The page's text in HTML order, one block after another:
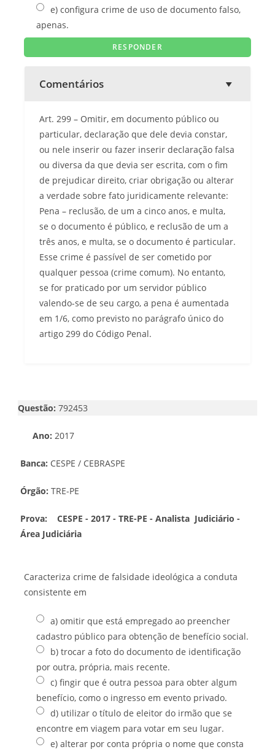
e) configura crime de uso de documento falso,
apenas.
Comentários
Art. 299 – Omitir, em documento público ou
particular, declaração que dele devia constar,
ou nele inserir ou fazer inserir declaração falsa
ou diversa da que devia ser escrita, com o fim
de prejudicar direito, criar obrigação ou alterar
a verdade sobre fato juridicamente relevante:
Pena – reclusão, de um a cinco anos, e multa,
se o documento é público, e reclusão de um a
três anos, e multa, se o documento é particular.
Esse crime é passível de ser cometido por
qualquer pessoa (crime comum). No entanto,
se for praticado por um servidor público
valendo-se de seu cargo, a pena é aumentada
em 1/6, como previsto no parágrafo único do
artigo 299 do Código Penal.
Questão: 792453
Ano: 2017
Banca: CESPE / CEBRASPE
Órgão: TRE-PE
Prova:
CESPE - 2017 - TRE-PE - Analista Judiciário -
Área Judiciária
Caracteriza crime de falsidade ideológica a conduta
consistente em
a) omitir que está empregado ao preencher
cadastro público para obtenção de benefício social.
b) trocar a foto do documento de identificação
por outra, própria, mais recente.
c) fingir que é outra pessoa para obter algum
benefício, como o ingresso em evento privado.
d) utilizar o título de eleitor do irmão que se
encontre em viagem para votar em seu lugar.
e) alterar por conta própria o nome que consta